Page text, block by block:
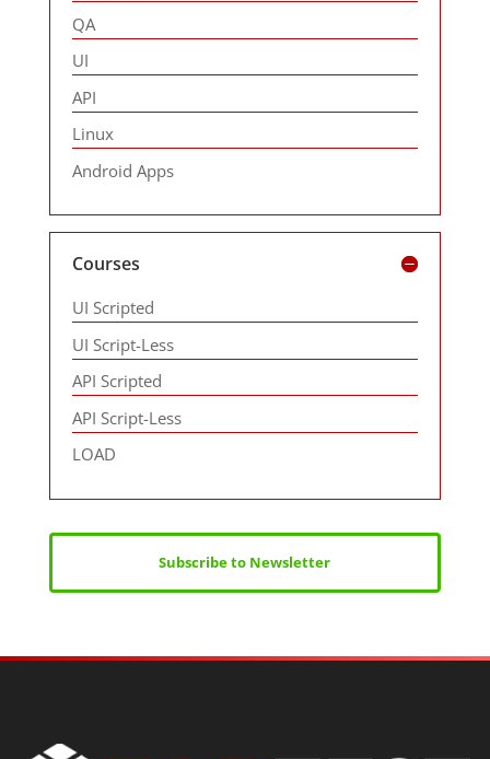
QA
UI
API
Linux
Android Apps
Courses
UI Scripted
UI Script-Less
API Scripted
API Script-Less
LOAD
Subscribe to Newsletter